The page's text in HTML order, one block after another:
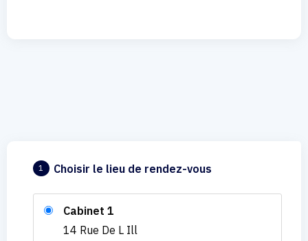
1 Choisir le lieu de rendez-vous
Cabinet 1
14 Rue De L Ill